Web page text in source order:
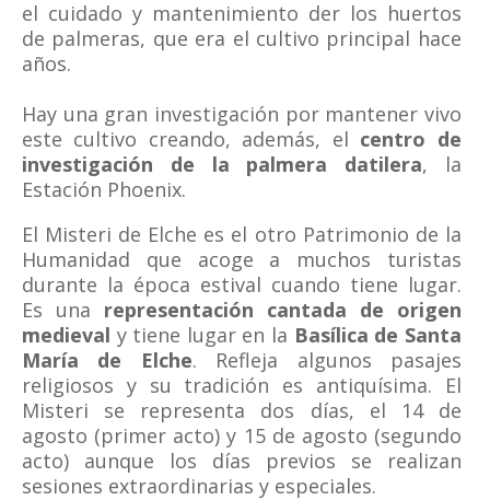
el cuidado y mantenimiento der los huertos
de palmeras, que era el cultivo principal hace
años.
Hay una gran investigación por mantener vivo
este cultivo creando, además, el centro de
investigación de la palmera datilera, la
Estación Phoenix.
El Misteri de Elche es el otro Patrimonio de la
Humanidad que acoge a muchos turistas
durante la época estival cuando tiene lugar.
Es una representación cantada de origen
medieval y tiene lugar en la Basílica de Santa
María de Elche. Refleja algunos pasajes
religiosos y su tradición es antiquísima. El
Misteri se representa dos días, el 14 de
agosto (primer acto) y 15 de agosto (segundo
acto) aunque los días previos se realizan
sesiones extraordinarias y especiales.